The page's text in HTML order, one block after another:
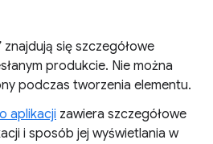
znajdują się szczegółowe
produkcie. Nie można
podczas tworzenia elementu.
aplikacji zawiera szczegółowe
i sposób jej wyświetlania w